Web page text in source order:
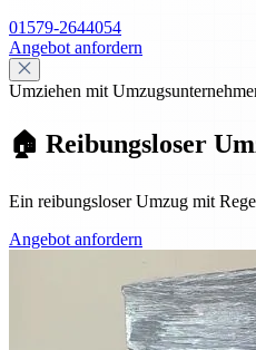
01579-2644054
Angebot anfordern
Umziehen mit
🏠 Reibungsloser
Ein reibungsloser Umzug mit
Angebot anfordern